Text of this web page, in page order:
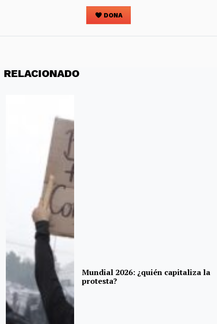
DONA
RELACIONADO
Mundial 2026: ¿quién capitaliza la
protesta?